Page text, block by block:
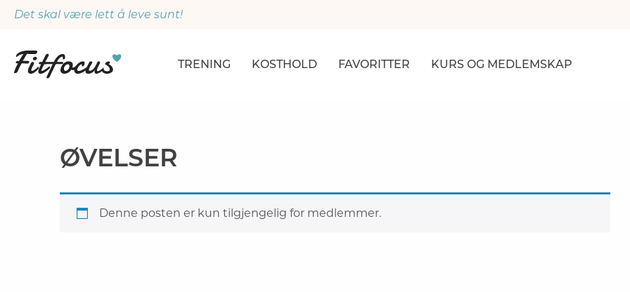
Det skal være lett å leve sunt!
TRENING KOSTHOLD FAVORITTER KURS OG MEDLEMSKAP
ØVELSER
Denne posten er kun tilgjengelig for medlemmer.